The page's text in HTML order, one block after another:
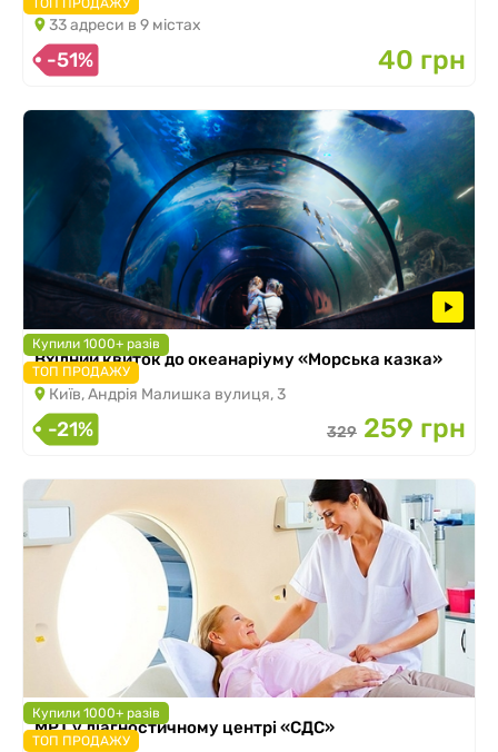
33 адреси в 9 містах
-51% 40 грн
Купили 1000+ разів
ТОП ПРОДАЖУ
Вхідний квиток до океанаріуму «Морська казка»
Київ, Андрія Малишка вулиця, 3
-21% 329 259 грн
Купили 1000+ разів
ТОП ПРОДАЖУ
МРТ у діагностичному центрі «СДС»